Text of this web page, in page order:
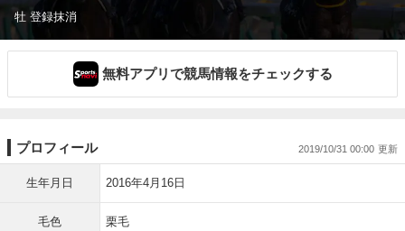
牡 登録抹消
無料アプリで競馬情報をチェックする
プロフィール 2019/10/31 00:00
生年月日 2016年4月16日
毛色 栗毛